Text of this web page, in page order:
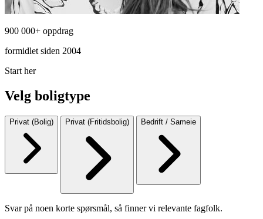
900 000+ oppdrag
formidlet siden 2004
Start her
Velg boligtype
Privat (Bolig) Privat (Fritidsbolig) Bedrift / Sameie
Svar på noen korte spørsmål, så finner vi relevante fagfolk.